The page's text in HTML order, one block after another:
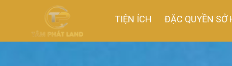
TIỆN ÍCH ĐẶC QUYỀN SỞ